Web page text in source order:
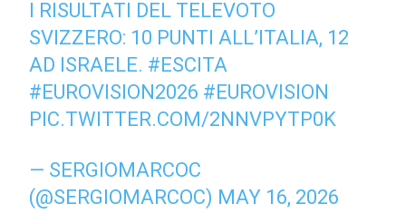
I RISULTATI DEL TELEVOTO
SVIZZERO: 10 PUNTI ALL’ITALIA, 12
AD ISRAELE. #ESCITA
#EUROVISION2026 #EUROVISION
PIC.TWITTER.COM/2NNVPYTP0K
— SERGIOMARCOC
(@SERGIOMARCOC) MAY 16, 2026